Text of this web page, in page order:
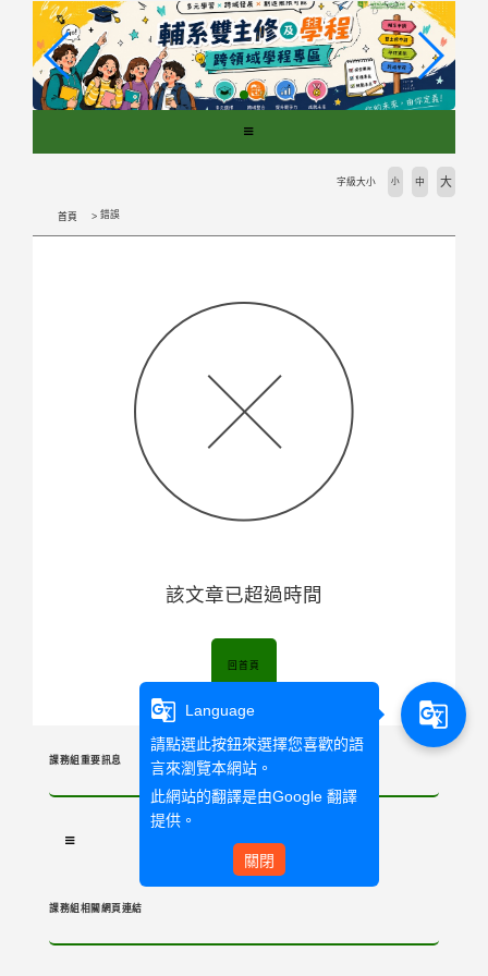
首頁 錯誤
字級大小 小 中 大
該文章已超過時間
回首頁
課務組重要訊息
課務組相關網頁連結
g_translate
Language
請點選此按鈕來選擇您喜歡的語
言來瀏覽本網站。
此網站的翻譯是由Google 翻譯
提供。
關閉
g_translate